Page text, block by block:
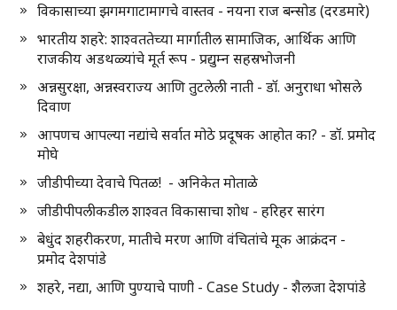
विकासाच्या झगमगाटामागचे वास्तव - नयना राज बन्सोड (दरडमारे)
भारतीय शहरे: शाश्वततेच्या मार्गातील सामाजिक, आर्थिक आणि
राजकीय अडथळ्यांचे मूर्त रूप - प्रद्युम्न सहस्रभोजनी
अन्नसुरक्षा, अन्नस्वराज्य आणि तुटलेली नाती - डॉ. अनुराधा भोसले
दिवाण
आपणच आपल्या नद्यांचे सर्वात मोठे प्रदूषक आहोत का? - डॉ. प्रमोद
मोघे
जीडीपीच्या देवाचे पितळ! - अनिकेत मोताळे
जीडीपीपलीकडील शाश्वत विकासाचा शोध - हरिहर सारंग
बेधुंद शहरीकरण, मातीचे मरण आणि वंचितांचे मूक आक्रंदन -
प्रमोद देशपांडे
शहरे, नद्या, आणि पुण्याचे पाणी - Case Study - शैलजा देशपांडे